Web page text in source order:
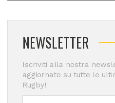
NEWSLETTER
Iscriviti alla nostra
aggiornato su tutte le
Rugby!